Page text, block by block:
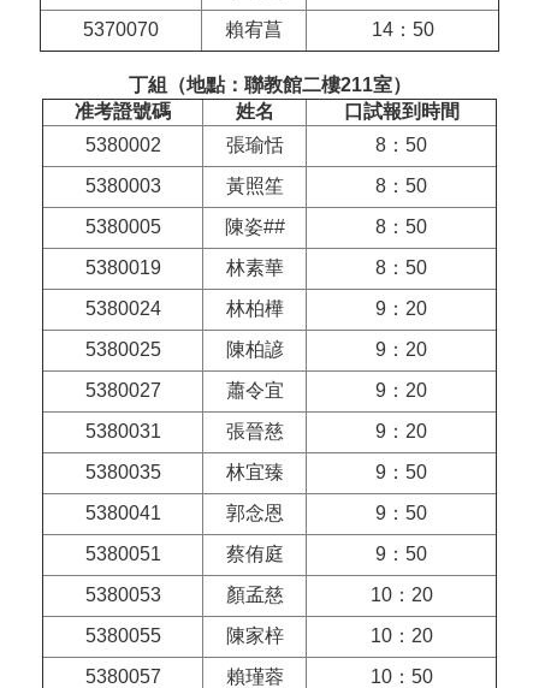
5370070
賴宥菖 14：50
丁組（地點：聯教館二樓211室）
准考證號碼
姓名
口試報到時間
5380002
張瑜恬
8：50
5380003
黃照笙
8：50
5380005
陳姿##
8：50
5380019
林素華
8：50
5380024
林柏樺
9：20
5380025
陳柏諺
9：20
5380027
蕭令宜
9：20
5380031
張晉慈
9：20
5380035
林宜臻
9：50
5380041
郭念恩
9：50
5380051
蔡侑庭
9：50
5380053
顏孟慈
10：20
5380055
陳家梓
10：20
5380057
賴瑾蓉
10：50